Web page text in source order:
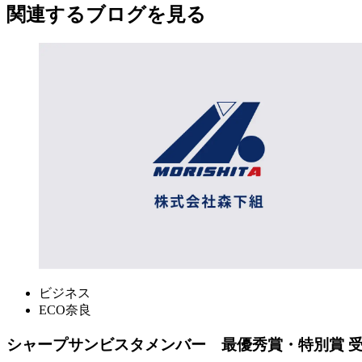
関連する​ブログを​見る​
ビジネス
ECO奈良
シャープサンビスタメンバー 最優秀賞・特別賞